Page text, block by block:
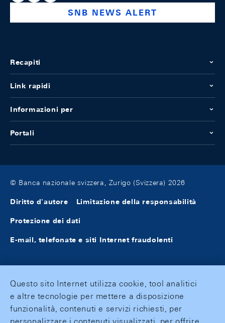
SNB NEWS ALERT
Recapiti
Link rapidi
Informazioni per
Portali
© Banca nazionale svizzera, Zurigo (Svizzera) 2026
Diritto d'autore Limitazione della responsabilità
Protezione dei dati
E-mail, telefonate e siti Internet fraudolenti
Questo sito Internet utilizza cookie, tool analitici
e altre tecnologie per mettere a disposizione
funzionalità, contenuti e servizi richiesti, per